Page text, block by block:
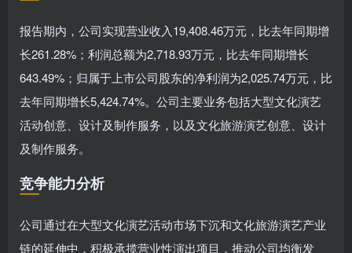
报告期内，公司实现营业收入19,408.46万元，比去年同期增
长261.28%；利润总额为2,718.93万元，比去年同期增长
643.49%；归属于上市公司股东的净利润为2,025.74万元，比
去年同期增长5,424.74%。公司主要业务包括大型文化演艺
活动创意、设计及制作服务，以及文化旅游演艺创意、设计
及制作服务。
竞争能力分析
公司通过在大型文化演艺活动市场下沉和文化旅游演艺产业
链的延伸中，积极承揽营业性演出项目，推动公司均衡发